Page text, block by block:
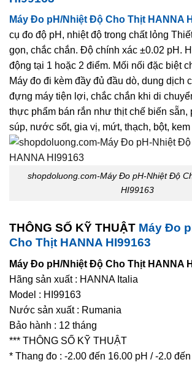
Máy Đo pH/Nhiệt Độ Cho Thịt HANNA
cụ đo độ pH, nhiệt độ trong chất lỏng
gọn, chắc chắn. Độ chính xác ±0.02 pH.
động tại 1 hoặc 2 điểm. Mối nối đặc biệt
Máy đo đi kèm đầy đủ đầu dò, dung dịch
đựng máy tiện lợi, chắc chắn khi di
thực phẩm bán rắn như thịt chế biến sẵn,
súp, nước sốt, gia vị, mứt, thạch, bột,
shopdoluong.com-Máy Đo pH-Nhiệt Độ
HI99163
THÔNG SỐ KỸ THUẬT Máy Đo
Cho Thịt HANNA HI99163
Máy Đo pH/Nhiệt Độ Cho Thịt HANNA
Hãng sản xuất : HANNA Italia
Model : HI99163
Nước sản xuất : Rumania
Bảo hành : 12 tháng
*** THÔNG SỐ KỸ THUẬT
* Thang đo : -2.00 đến 16.00 pH / -2.0 đến